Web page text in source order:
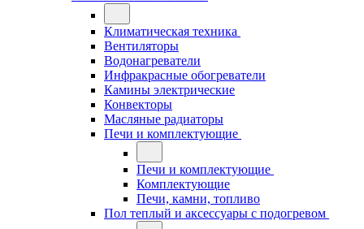
Климатическая техника
Вентиляторы
Водонагреватели
Инфракрасные обогреватели
Камины электрические
Конвекторы
Масляные радиаторы
Печи и комплектующие
Печи и комплектующие
Комплектующие
Печи, камни, топливо
Пол теплый и аксессуары с подогревом